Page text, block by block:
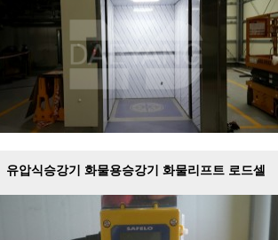
유압식승강기 화물용승강기 화물리프트 로드셀